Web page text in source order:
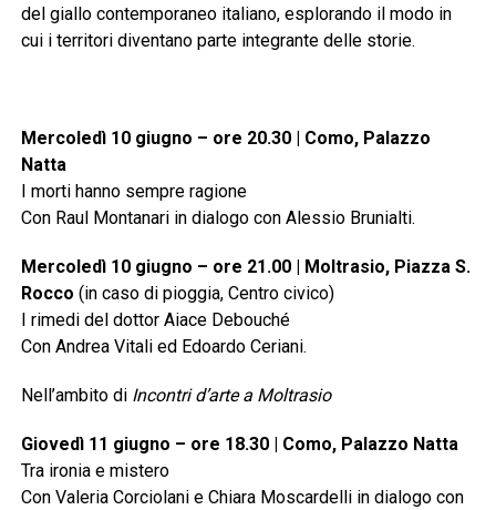
del giallo contemporaneo italiano, esplorando il modo in
cui i territori diventano parte integrante delle storie.
Mercoledì 10 giugno – ore 20.30 | Como, Palazzo
Natta
I morti hanno sempre ragione
Con Raul Montanari in dialogo con Alessio Brunialti.
Mercoledì 10 giugno – ore 21.00 | Moltrasio, Piazza S.
Rocco (in caso di pioggia, Centro civico)
I rimedi del dottor Aiace Debouché
Con Andrea Vitali ed Edoardo Ceriani.
Nell’ambito diIncontri d’arte a Moltrasio
Giovedì 11 giugno – ore 18.30 | Como, Palazzo Natta
Tra ironia e mistero
Con Valeria Corciolani e Chiara Moscardelli in dialogo con